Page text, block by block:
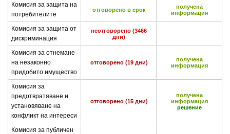
Комисия за защита на
потребителите
отговорено в срок
получена
информация
Комисия за защита от
дискриминация
неотговорено (3466
дни)
Комисия за отнемане
на незаконно
придобито имущество
отговорено (19 дни)
получена
информация
Комисия за
предотвратяване и
установяване на
конфликт на интереси
отговорено (15 дни)
получена
информация
решение
Комисия за публичен